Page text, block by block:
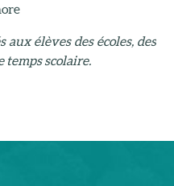
aux élèves des écoles, des
temps scolaire.